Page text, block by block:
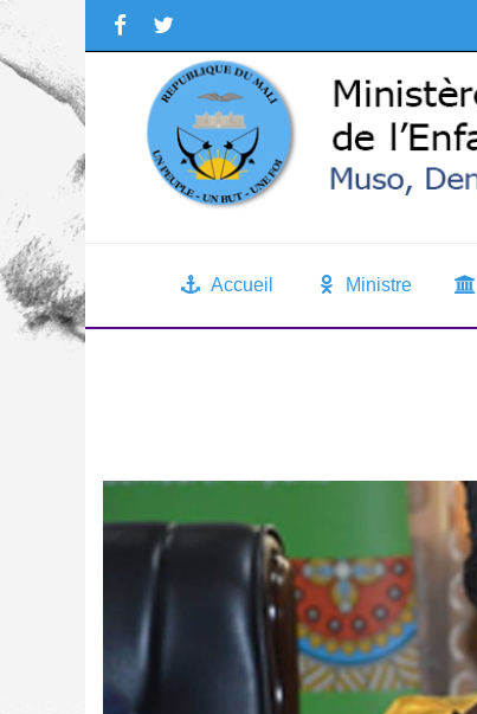
Accueil Ministre